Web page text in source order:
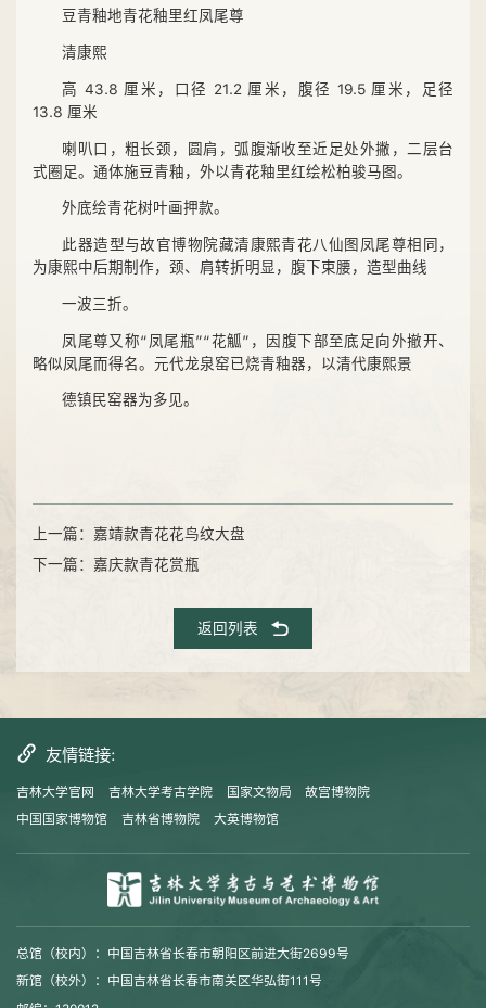
豆青釉地青花釉里红凤尾尊
清康熙
高 43.8 厘米，口径 21.2 厘米，腹径 19.5 厘米，足径
13.8 厘米
喇叭口，粗长颈，圆肩，弧腹渐收至近足处外撇，二层台
式圈足。通体施豆青釉，外以青花釉里红绘松柏骏马图。
外底绘青花树叶画押款。
此器造型与故官博物院藏清康熙青花八仙图凤尾尊相同，
为康熙中后期制作，颈、肩转折明显，腹下束腰，造型曲线
一波三折。
凤尾尊又称“凤尾瓶”“花觚”，因腹下部至底足向外撤开、
略似凤尾而得名。元代龙泉窑已烧青釉器，以清代康熙景
德镇民窑器为多见。
上一篇：嘉靖款青花花鸟纹大盘
下一篇：​嘉庆款青花赏瓶
返回列表
友情链接:
吉林大学官网 吉林大学考古学院 国家文物局
故宫博物院
中国国家博物馆
吉林省博物院 大英博物馆
总馆（校内）：中国吉林省长春市朝阳区前进大街2699号
新馆（校外）：中国吉林省长春市南关区华弘街111号